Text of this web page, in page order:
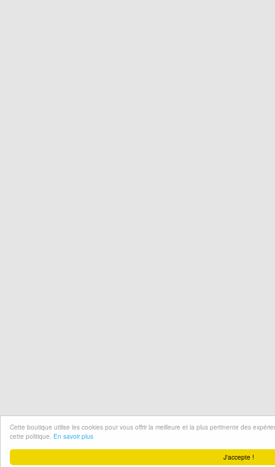
J'accepte !
Cette boutique utilise les cookies pour vous offrir la meilleure et la plus pertinente des
cette politique. En savoir plus